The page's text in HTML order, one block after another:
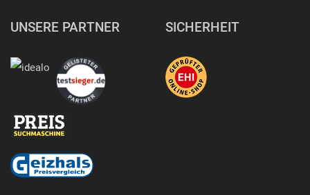
UNSERE PARTNER SICHERHEIT